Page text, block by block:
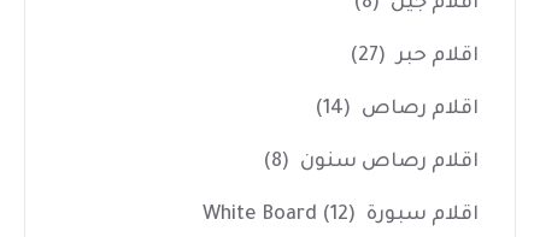
اقلام حبر (27)
اقلام رصاص (14)
اقلام رصاص سنون (8)
اقلام سبورة White Board (12)